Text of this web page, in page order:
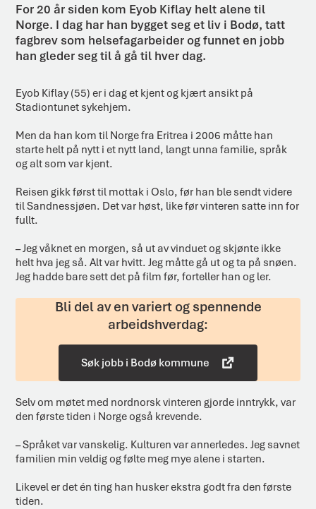
For 20 år siden kom Eyob Kiflay helt alene til
Norge. I dag har han bygget seg et liv i Bodø, tatt
fagbrev som helsefagarbeider og funnet en jobb
han gleder seg til å gå til hver dag.
Eyob Kiflay (55) er i dag et kjent og kjært ansikt på
Stadiontunet sykehjem.
Men da han kom til Norge fra Eritrea i 2006 måtte han
starte helt på nytt i et nytt land, langt unna familie, språk
og alt som var kjent.
Reisen gikk først til mottak i Oslo, før han ble sendt videre
til Sandnessjøen. Det var høst, like før vinteren satte inn for
fullt.
– Jeg våknet en morgen, så ut av vinduet og skjønte ikke
helt hva jeg så. Alt var hvitt. Jeg måtte gå ut og ta på snøen.
Jeg hadde bare sett det på film før, forteller han og ler.
Bli del av en variert og spennende
arbeidshverdag:
Søk jobb i Bodø kommune
Selv om møtet med nordnorsk vinteren gjorde inntrykk, var
den første tiden i Norge også krevende.
– Språket var vanskelig. Kulturen var annerledes. Jeg savnet
familien min veldig og følte meg mye alene i starten.
Likevel er det én ting han husker ekstra godt fra den første
tiden.